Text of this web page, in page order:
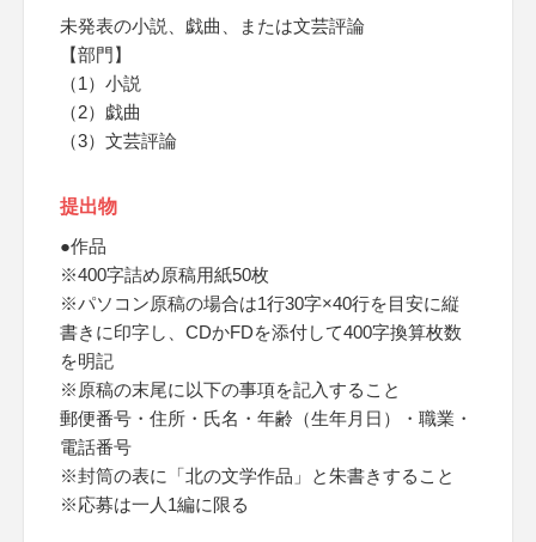
未発表の小説、戯曲、または文芸評論
【部門】
（1）小説
（2）戯曲
（3）文芸評論
提出物
●作品
※400字詰め原稿用紙50枚
※パソコン原稿の場合は1行30字×40行を目安に縦
書きに印字し、CDかFDを添付して400字換算枚数
を明記
※原稿の末尾に以下の事項を記入すること
郵便番号・住所・氏名・年齢（生年月日）・職業・
電話番号
※封筒の表に「北の文学作品」と朱書きすること
※応募は一人1編に限る